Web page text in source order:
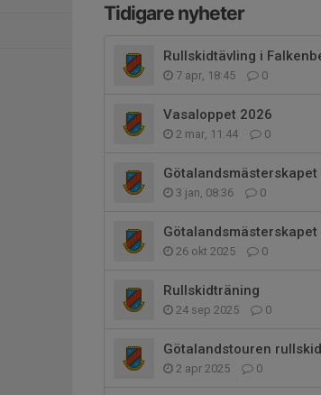
Tidigare nyheter
Rullskidtävling i
7 apr, 18:45 0
Vasaloppet 2026
2 mar, 11:44 0
3 jan, 08:36 0
26 okt 2025 0
Rullskidträning
24 sep 2025 0
Götalandstouren
2 apr 2025 0